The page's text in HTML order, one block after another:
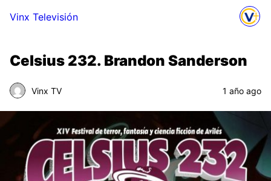
Vinx Televisión
Celsius 232. Brandon Sanderson
Vinx TV 1 año ago